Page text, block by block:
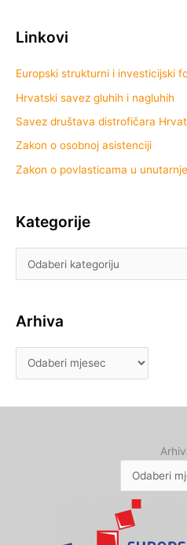
Linkovi
Europski strukturni i investicijski
Hrvatski savez gluhih i nagluhih
Savez društava distrofičara
Zakon o osobnoj asistenciji
Zakon o povlasticama u
Kategorije
Arhiva